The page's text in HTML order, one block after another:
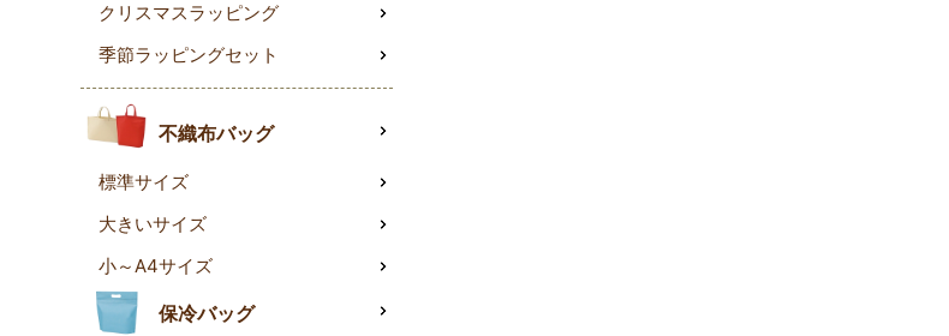
クリスマスラッピング
季節ラッピングセット
不織布バッグ
標準サイズ
大きいサイズ
小～A4サイズ
保冷バッグ